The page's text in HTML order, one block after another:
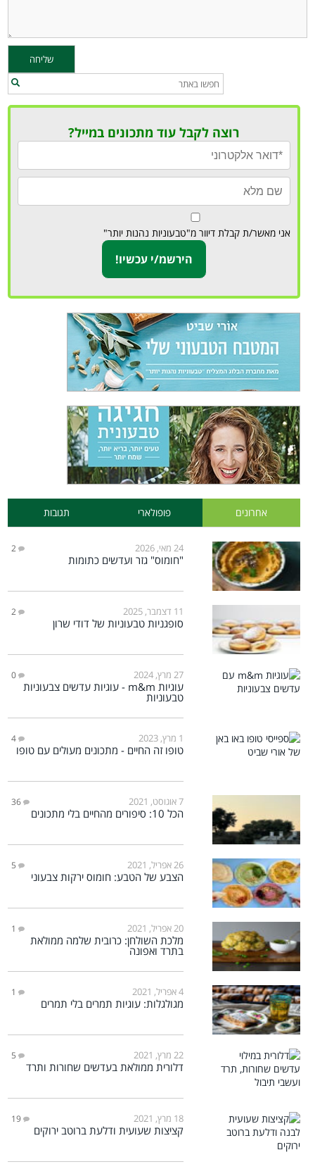
רוצה לקבל עוד מתכונים במייל?
אני מאשר/ת קבלת דיוור מ"טבעוניות נהנות יותר"
אחרונים פופולארי תגובות
24 מאי, 2026 2
"חומוס" גזר ועדשים כתומות
11 דצמבר, 2025 2
סופגניות טבעוניות של דודי שרון
27 מרץ, 2024 0
עוגיות m&m - עוגיות עדשים צבעוניות
טבעוניות
1 מרץ, 2023 4
טופו זה החיים - מתכונים מעולים עם טופו
7 אוגוסט, 2021 36
הכל 10: סיפורים מהחיים בלי מתכונים
26 אפריל, 2021 5
הצבע של הטבע: חומוס ירקות צבעוני
20 אפריל, 2021 1
מלכת השולחן: כרובית שלמה ממולאת
בתרד ואפונה
4 אפריל, 2021 1
מגולגלות: עוגיות תמרים בלי תמרים
22 מרץ, 2021 5
דלורית ממולאת בעדשים שחורות ותרד
18 מרץ, 2021 19
קציצות שעועית ודלעת ברוטב ירוקים